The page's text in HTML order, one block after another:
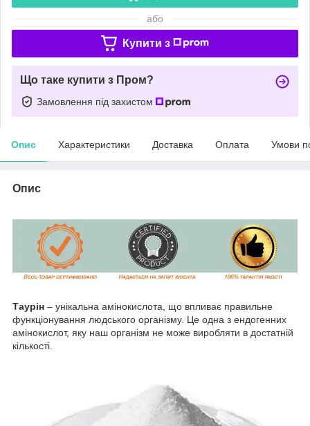
або
Купити з
Що таке купити з Пром?
Замовлення під захистом
Опис Характеристики Доставка Оплата Умови
Опис
Таурін – унікальна амінокислота, що впливає правильне
функціонування людського організму. Це одна з ендогенних
амінокислот, яку наш організм не може виробляти в достатній
кількості.